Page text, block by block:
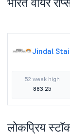
Jindal
52 week high
883.25
लोकप्रिय